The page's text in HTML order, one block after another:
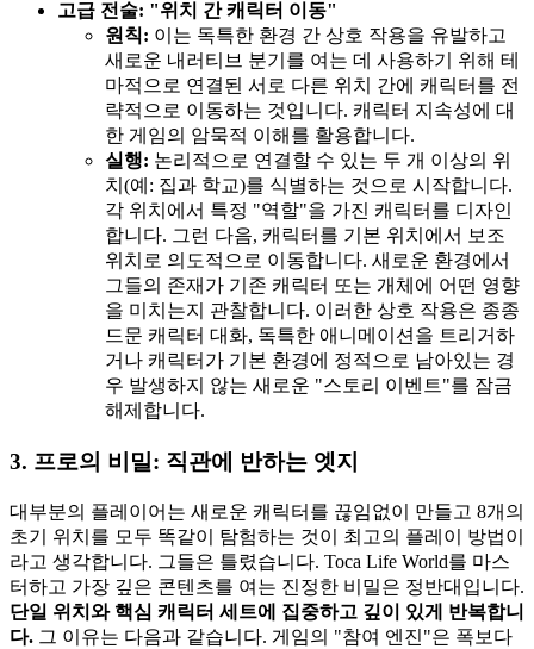
고급 전술: "위치 간 캐릭터 이동"
원칙: 이는 독특한 환경 간 상호 작용을 유발하고
새로운 내러티브 분기를 여는 데 사용하기 위해 테
마적으로 연결된 서로 다른 위치 간에 캐릭터를 전
략적으로 이동하는 것입니다. 캐릭터 지속성에 대
한 게임의 암묵적 이해를 활용합니다.
실행: 논리적으로 연결할 수 있는 두 개 이상의 위
치(예: 집과 학교)를 식별하는 것으로 시작합니다.
각 위치에서 특정 "역할"을 가진 캐릭터를 디자인
합니다. 그런 다음, 캐릭터를 기본 위치에서 보조
위치로 의도적으로 이동합니다. 새로운 환경에서
그들의 존재가 기존 캐릭터 또는 개체에 어떤 영향
을 미치는지 관찰합니다. 이러한 상호 작용은 종종
드문 캐릭터 대화, 독특한 애니메이션을 트리거하
거나 캐릭터가 기본 환경에 정적으로 남아있는 경
우 발생하지 않는 새로운 "스토리 이벤트"를 잠금
해제합니다.
3. 프로의 비밀: 직관에 반하는 엣지
대부분의 플레이어는 새로운 캐릭터를 끊임없이 만들고 8개의
초기 위치를 모두 똑같이 탐험하는 것이 최고의 플레이 방법이
라고 생각합니다. 그들은 틀렸습니다. Toca Life World를 마스
터하고 가장 깊은 콘텐츠를 여는 진정한 비밀은 정반대입니다.
단일 위치와 핵심 캐릭터 세트에 집중하고 깊이 있게 반복합니
다. 그 이유는 다음과 같습니다. 게임의 "참여 엔진"은 폭보다